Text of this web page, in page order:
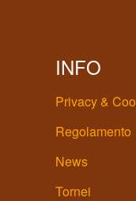
INFO
Privacy &
Regolamento
News
Tornei